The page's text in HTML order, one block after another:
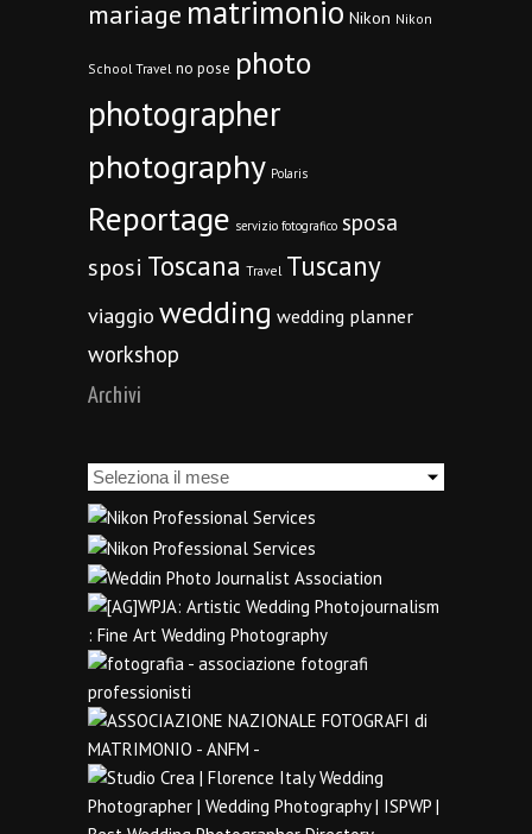
mariage matrimonio Nikon Nikon
School Travel no pose photo
photographer
photography Polaris
Reportage servizio fotografico sposa
sposi Toscana Travel Tuscany
viaggio wedding wedding planner
workshop
Archivi
Archivi